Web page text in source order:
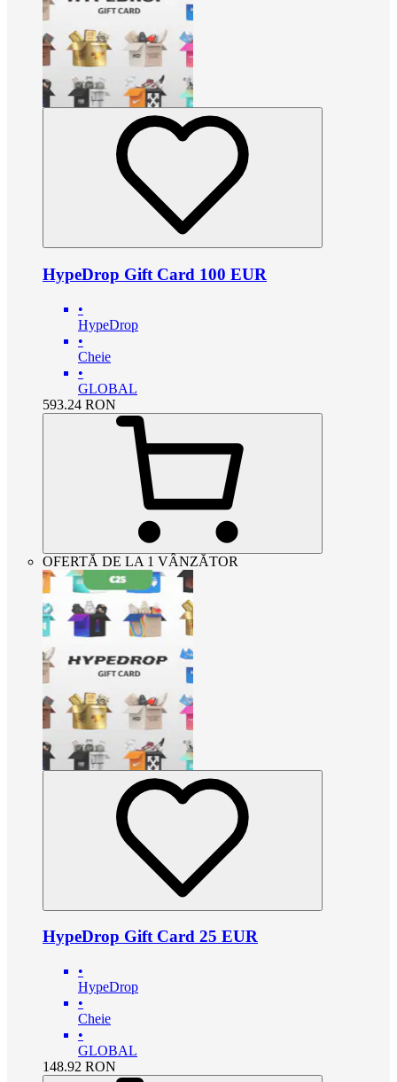
HypeDrop Gift Card 100 EUR
•
HypeDrop
•
Cheie
•
GLOBAL
593.24 RON
OFERTĂ DE LA 1 VÂNZĂTOR
HypeDrop Gift Card 25 EUR
•
HypeDrop
•
Cheie
•
GLOBAL
148.92 RON